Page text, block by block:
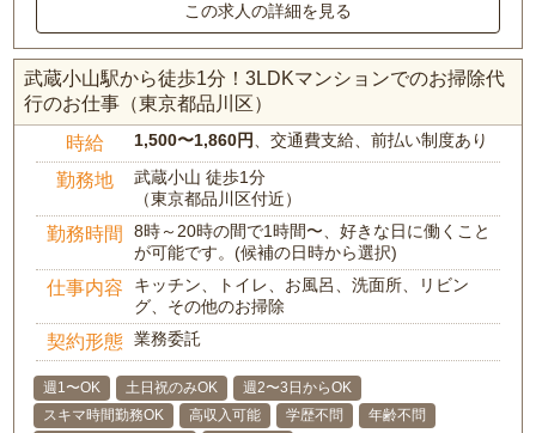
この求人の詳細を見る
武蔵小山駅から徒歩1分！3LDKマンションでのお掃除代
行のお仕事（東京都品川区）
時給 1,500〜1,860円 、交通費支給、前払い制度あり
勤務地
武蔵小山 徒歩1分
（東京都品川区付近）
勤務時間
8時～20時の間で1時間〜、好きな日に働くこと
が可能です。(候補の日時から選択)
仕事内容
キッチン、トイレ、お風呂、洗面所、リビン
グ、その他のお掃除
契約形態 業務委託
週1〜OK 土日祝のみOK
週2〜3日からOK
スキマ時間勤務OK
高収入可能 学歴不問
年齢不問